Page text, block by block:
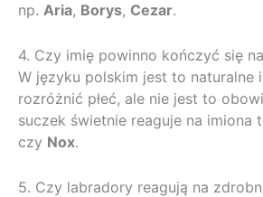
np. Aria, Borys, Cezar.
4. Czy imię powinno kończyć się
W języku polskim jest to naturalne
rozróżnić płeć, ale nie jest to
suczek świetnie reaguje na imiona
czy Nox.
5. Czy labradory reagują na